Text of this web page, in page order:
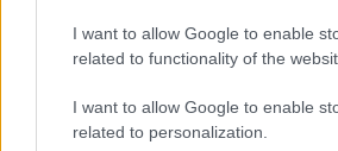
I want to allow Google to enable
related to functionality of the
I want to allow Google to enable
related to personalization.